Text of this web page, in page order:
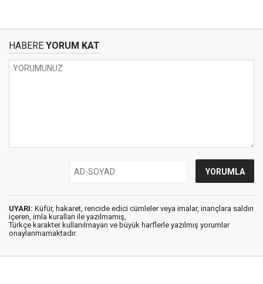
HABERE YORUM KAT
UYARI: Küfür, hakaret, rencide edici cümleler veya imalar, inançlara saldırı
içeren, imla kuralları ile yazılmamış,
Türkçe karakter kullanılmayan ve büyük harflerle yazılmış yorumlar
onaylanmamaktadır.